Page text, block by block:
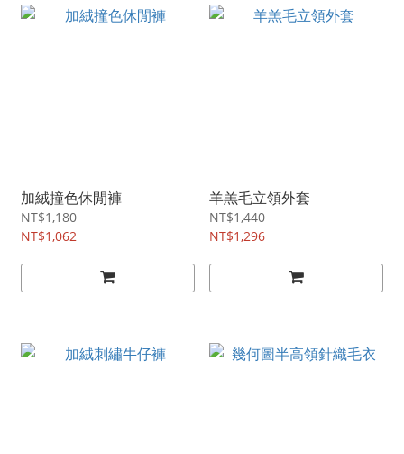
加絨撞色休閒褲
NT$1,180
NT$1,062
羊羔毛立領外套
NT$1,440
NT$1,296